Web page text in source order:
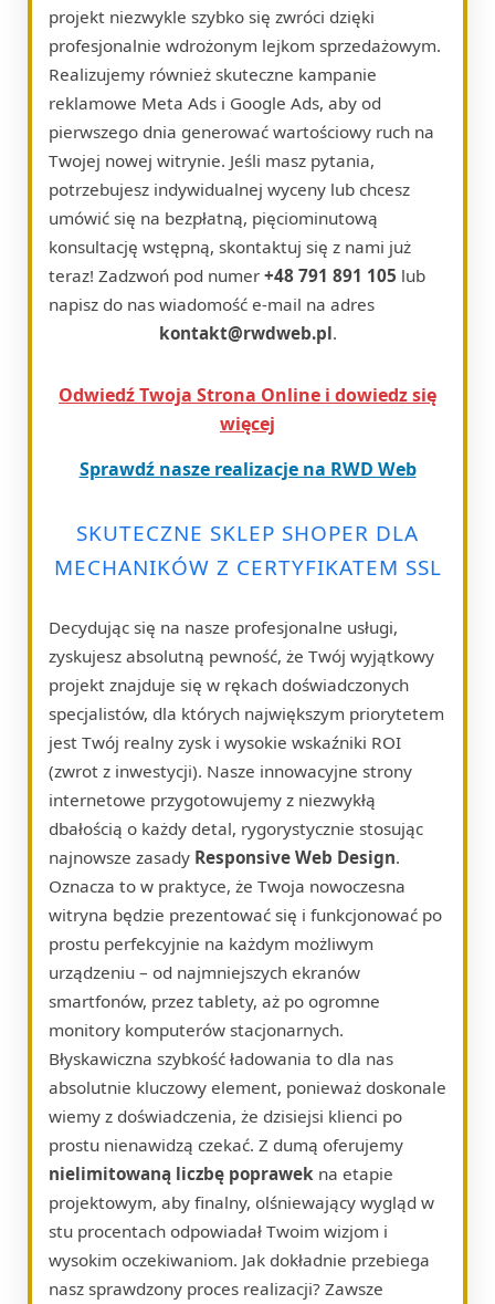
projekt niezwykle szybko się zwróci dzięki
profesjonalnie wdrożonym lejkom sprzedażowym.
Realizujemy również skuteczne kampanie
reklamowe Meta Ads i Google Ads, aby od
pierwszego dnia generować wartościowy ruch na
Twojej nowej witrynie. Jeśli masz pytania,
potrzebujesz indywidualnej wyceny lub chcesz
umówić się na bezpłatną, pięciominutową
konsultację wstępną, skontaktuj się z nami już
teraz! Zadzwoń pod numer +48 791 891 105 lub
napisz do nas wiadomość e-mail na adres
kontakt@rwdweb.pl.
Odwiedź Twoja Strona Online i dowiedz się
więcej
Sprawdź nasze realizacje na RWD Web
SKUTECZNE SKLEP SHOPER DLA
MECHANIKÓW Z CERTYFIKATEM SSL
Decydując się na nasze profesjonalne usługi,
zyskujesz absolutną pewność, że Twój wyjątkowy
projekt znajduje się w rękach doświadczonych
specjalistów, dla których największym priorytetem
jest Twój realny zysk i wysokie wskaźniki ROI
(zwrot z inwestycji). Nasze innowacyjne strony
internetowe przygotowujemy z niezwykłą
dbałością o każdy detal, rygorystycznie stosując
najnowsze zasady Responsive Web Design.
Oznacza to w praktyce, że Twoja nowoczesna
witryna będzie prezentować się i funkcjonować po
prostu perfekcyjnie na każdym możliwym
urządzeniu – od najmniejszych ekranów
smartfonów, przez tablety, aż po ogromne
monitory komputerów stacjonarnych.
Błyskawiczna szybkość ładowania to dla nas
absolutnie kluczowy element, ponieważ doskonale
wiemy z doświadczenia, że dzisiejsi klienci po
prostu nienawidzą czekać. Z dumą oferujemy
nielimitowaną liczbę poprawek na etapie
projektowym, aby finalny, olśniewający wygląd w
stu procentach odpowiadał Twoim wizjom i
wysokim oczekiwaniom. Jak dokładnie przebiega
nasz sprawdzony proces realizacji? Zawsze